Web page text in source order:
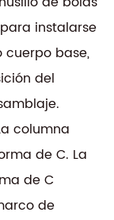
instalarse
cuerpo base,
del
columna
de C. La
de C
de